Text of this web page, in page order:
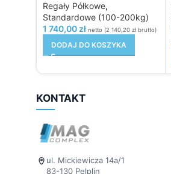
Regały Półkowe,
Standardowe (100-200kg)
1 740,00 zł netto (2 140,20 zł brutto)
DODAJ DO KOSZYKA
KONTAKT
ul. Mickiewicza 14a/1
83-130 Pelplin